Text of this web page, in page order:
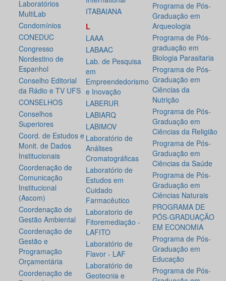
Laboratórios
MultiLab
Condomínios
CONEDUC
Congresso
Nordestino de
Espanhol
Conselho Editorial
da Rádio e TV UFS
CONSELHOS
Conselhos
Superiores
Coord. de Estudos e
Monit. de Dados
Institucionais
Coordenação de
Comunicação
Institucional
(Ascom)
Coordenação de
Gestão Ambiental
Coordenação de
Gestão e
Programação
Orçamentária
Coordenação de
ITABAIANA
L
LAAA
LABAAC
Lab. de Pesquisa
em
Empreendedorismo
e Inovação
LABERUR
LABIARQ
LABIMOV
Laboratório de
Análises
Cromatográficas
Laboratório de
Estudos em
Cuidado
Farmacêutico
Laboratorio de
Fitoremediação -
LAFITO
Laboratório de
Flavor - LAF
Laboratório de
Geotecnia e
Programa de Pós-
Graduação em
Arqueologia
Programa de Pós-
graduação em
Biologia Parasitaria
Programa de Pós-
Graduação em
Ciências da
Nutrição
Programa de Pós-
Graduação em
Ciências da Religião
Programa de Pós-
Graduação em
Ciências da Saúde
Programa de Pós-
Graduação em
Ciências Naturais
PROGRAMA DE
PÓS-GRADUAÇÃO
EM ECONOMIA
Programa de Pós-
Graduação em
Educação
Programa de Pós-